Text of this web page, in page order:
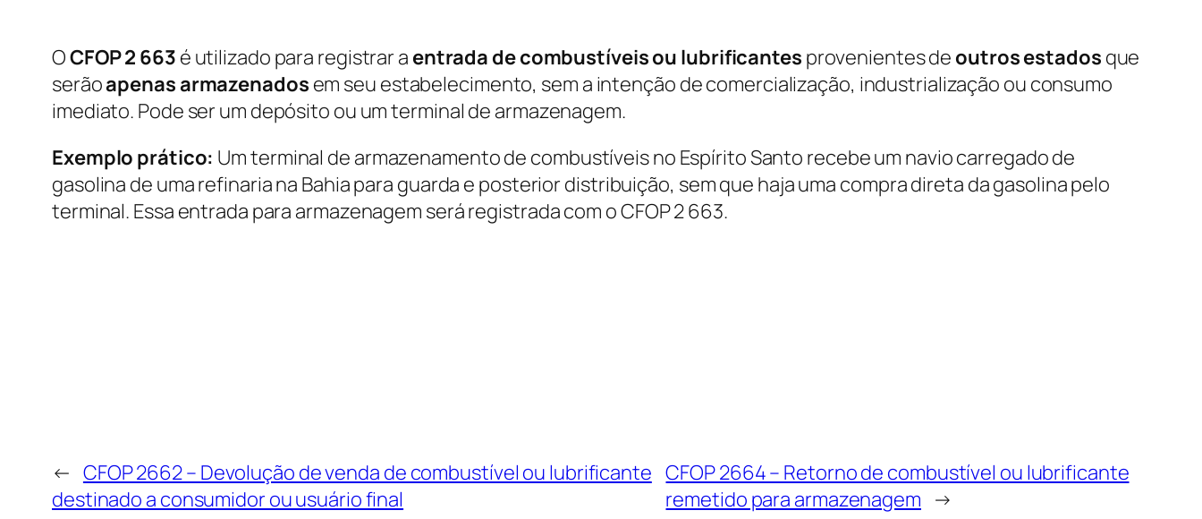
OCFOP 2 663 é utilizado para registrar a entrada de combustíveis ou lubrificantes provenientes de outros estados que
serãoapenas armazenados em seu estabelecimento, sem a intenção de comercialização, industrialização ou consumo
imediato. Pode ser um depósito ou um terminal de armazenagem.
Exemplo prático: Um terminal de armazenamento de combustíveis no Espírito Santo recebe um navio carregado de
gasolina de uma refinaria na Bahia para guarda e posterior distribuição, sem que haja uma compra direta da gasolina pelo
terminal. Essa entrada para armazenagem será registrada com o CFOP 2 663.
← CFOP 2662 – Devolução de venda de combustível ou lubrificante
destinado a consumidor ou usuário final
CFOP 2664 – Retorno de combustível ou lubrificante
remetido para armazenagem →